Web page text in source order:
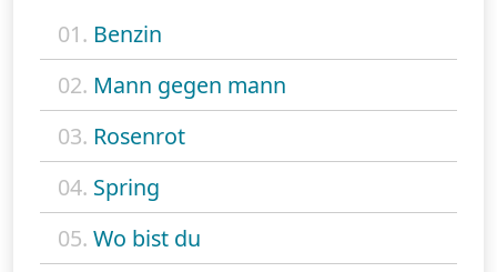
01. Benzin
02. Mann gegen mann
03. Rosenrot
04. Spring
05. Wo bist du